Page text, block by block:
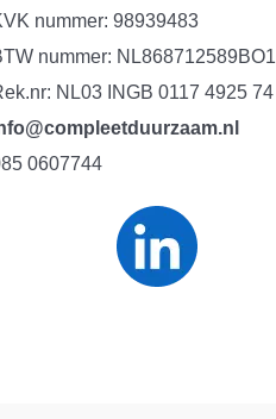
nummer: 98939483
nummer: NL868712589BO1
NL03 INGB 0117 4925 74
0607744